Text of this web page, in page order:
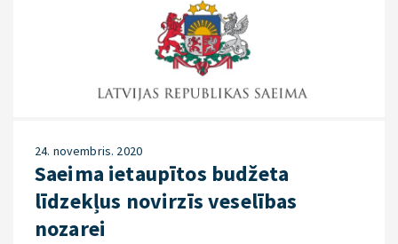
24. novembris. 2020
Saeima ietaupītos budžeta
līdzekļus novirzīs veselības
nozarei